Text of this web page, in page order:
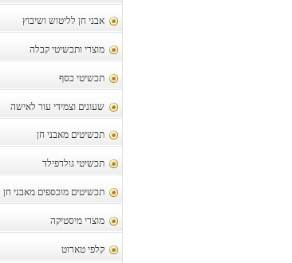
אבני חן לליטוש ושיבוץ
מוצרי ותכשיטי קבלה
תכשיטי כסף
שעונים וצמידי עור לאישה
תכשיטים מאבני חן
תכשיטי גולדפילד
תכשיטים מוכספים מאבני חן
מוצרי מיסטיקה
קלפי טארוט